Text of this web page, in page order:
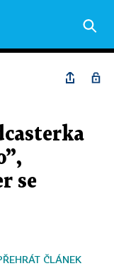
se
ČLÁNEK